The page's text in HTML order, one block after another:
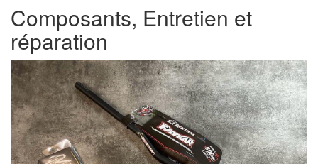
Composants, Entretien et
réparation